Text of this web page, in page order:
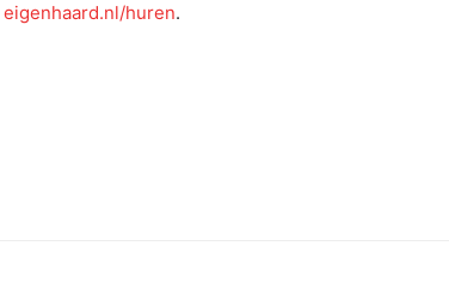
eigenhaard.nl/huren.